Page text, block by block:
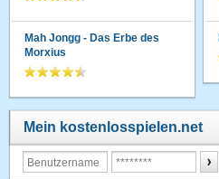
Mah Jongg - Das Erbe des
Morxius
Mein kostenlosspielen.net